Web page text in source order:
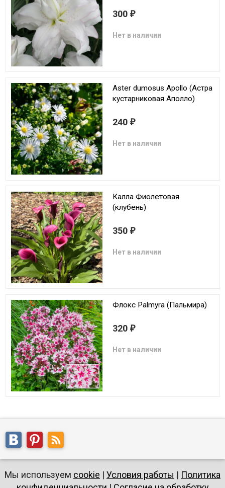
300 ₽
Нет в наличии
Aster dumosus Apollo (Астра
кустарниковая Аполло)
240 ₽
Нет в наличии
Калла Фиолетовая
(клубень)
350 ₽
Нет в наличии
Флокс Palmyra (Пальмира)
320 ₽
Нет в наличии
Мы используем cookie | Условия работы | Политика